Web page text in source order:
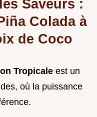
Saveurs :
Colada à
de Coco
Tropicale est un
où la puissance